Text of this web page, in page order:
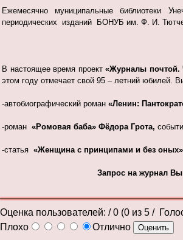
Ежемесячно муниципальные библиотеки
периодических изданий БОНУБ им. Ф. И.
В настоящее время проект«Журналы почтой.
этом году отмечает свой 95 – летний юбилей.
-автобиографический роман «Ленин:
-роман «Ромовая баба» Фёдора Грота,
-статья «Женщина с принципами и без
Запрос на журнал
Оценка пользователей: / 0 (0 из 5 /
Плохо
Отлично